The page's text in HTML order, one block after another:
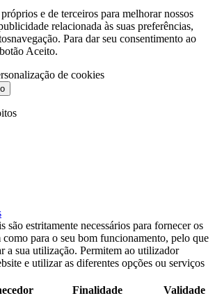
e de terceiros para melhorar nossos
relacionada às suas preferências,
Para dar seu consentimento ao
Aceito.
de cookies
são estritamente necessários para fornecer os
para o seu bom funcionamento, pelo que
a sua utilização. Permitem ao utilizador
e utilizar as diferentes opções ou serviços
Finalidade Validade